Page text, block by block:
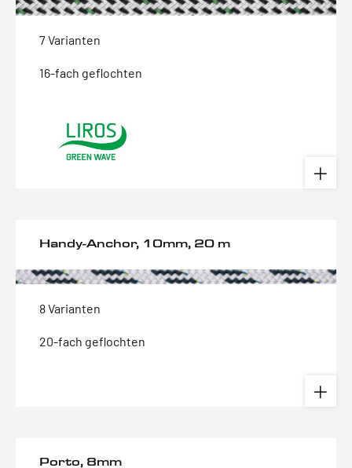
7 Varianten
16-fach geflochten
Handy-Anchor, 10mm, 20 m
8 Varianten
20-fach geflochten
Porto, 8mm